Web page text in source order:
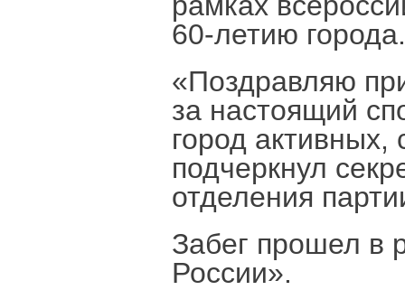
60-летию города.
«Поздравляю
за настоящий
город
подчеркнул
отделения
Забег прошел в
России».